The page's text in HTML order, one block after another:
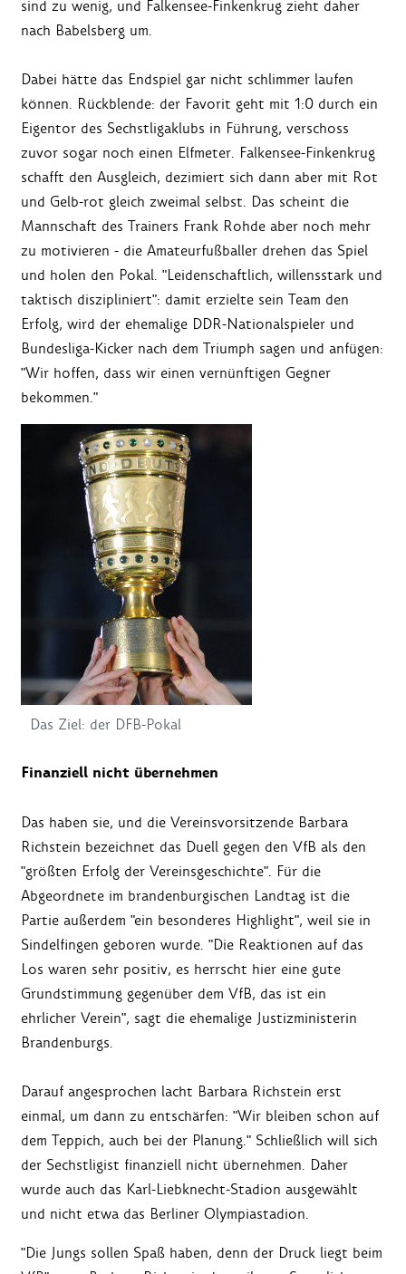
sind zu wenig, und Falkensee-Finkenkrug zieht daher
nach Babelsberg um.
Dabei hätte das Endspiel gar nicht schlimmer laufen
können. Rückblende: der Favorit geht mit 1:0 durch ein
Eigentor des Sechstligaklubs in Führung, verschoss
zuvor sogar noch einen Elfmeter. Falkensee-Finkenkrug
schafft den Ausgleich, dezimiert sich dann aber mit Rot
und Gelb-rot gleich zweimal selbst. Das scheint die
Mannschaft des Trainers Frank Rohde aber noch mehr
zu motivieren - die Amateurfußballer drehen das Spiel
und holen den Pokal. "Leidenschaftlich, willensstark und
taktisch diszipliniert": damit erzielte sein Team den
Erfolg, wird der ehemalige DDR-Nationalspieler und
Bundesliga-Kicker nach dem Triumph sagen und anfügen:
"Wir hoffen, dass wir einen vernünftigen Gegner
bekommen."
Das Ziel: der DFB-Pokal
Finanziell nicht übernehmen
Das haben sie, und die Vereinsvorsitzende Barbara
Richstein bezeichnet das Duell gegen den VfB als den
"größten Erfolg der Vereinsgeschichte". Für die
Abgeordnete im brandenburgischen Landtag ist die
Partie außerdem "ein besonderes Highlight", weil sie in
Sindelfingen geboren wurde. "Die Reaktionen auf das
Los waren sehr positiv, es herrscht hier eine gute
Grundstimmung gegenüber dem VfB, das ist ein
ehrlicher Verein", sagt die ehemalige Justizministerin
Brandenburgs.
Darauf angesprochen lacht Barbara Richstein erst
einmal, um dann zu entschärfen: "Wir bleiben schon auf
dem Teppich, auch bei der Planung." Schließlich will sich
der Sechstligist finanziell nicht übernehmen. Daher
wurde auch das Karl-Liebknecht-Stadion ausgewählt
und nicht etwa das Berliner Olympiastadion.
"Die Jungs sollen Spaß haben, denn der Druck liegt beim